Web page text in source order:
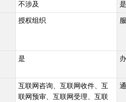
不涉及
授权组织
是
互联网咨询、互联网收件、互
联网预审、互联网受理、互联